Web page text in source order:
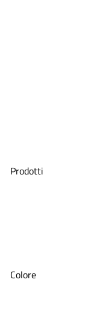
Prodotti
Colore